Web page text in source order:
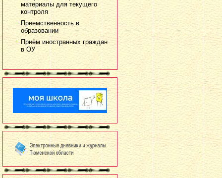
материалы для текущего
контроля
Преемственность в
образовании
Приём иностранных граждан
в ОУ